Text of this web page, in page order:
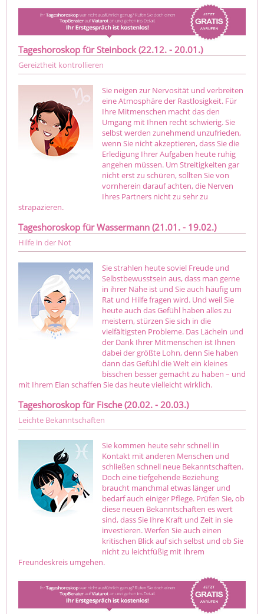
Tageshoroskop für Steinbock (22.12. - 20.01.)
Gereiztheit kontrollieren
Sie neigen zur Nervosität und verbreiten
eine Atmosphäre der Rastlosigkeit. Für
Ihre Mitmenschen macht das den
Umgang mit Ihnen recht schwierig. Sie
selbst werden zunehmend unzufrieden,
wenn Sie nicht akzeptieren, dass Sie die
Erledigung Ihrer Aufgaben heute ruhig
angehen müssen. Um Streitigkeiten gar
nicht erst zu schüren, sollten Sie von
vornherein darauf achten, die Nerven
Ihres Partners nicht zu sehr zu
strapazieren.
Tageshoroskop für Wassermann (21.01. - 19.02.)
Hilfe in der Not
Sie strahlen heute soviel Freude und
Selbstbewusstsein aus, dass man gerne
in ihrer Nähe ist und Sie auch häufig um
Rat und Hilfe fragen wird. Und weil Sie
heute auch das Gefühl haben alles zu
meistern, stürzen Sie sich in die
vielfältigsten Probleme. Das Lächeln und
der Dank Ihrer Mitmenschen ist Ihnen
dabei der größte Lohn, denn Sie haben
dann das Gefühl die Welt ein kleines
bisschen besser gemacht zu haben – und
mit Ihrem Elan schaffen Sie das heute vielleicht wirklich.
Tageshoroskop für Fische (20.02. - 20.03.)
Leichte Bekanntschaften
Sie kommen heute sehr schnell in
Kontakt mit anderen Menschen und
schließen schnell neue Bekanntschaften.
Doch eine tiefgehende Beziehung
braucht manchmal etwas länger und
bedarf auch einiger Pflege. Prüfen Sie, ob
diese neuen Bekanntschaften es wert
sind, dass Sie Ihre Kraft und Zeit in sie
investieren. Werfen Sie auch einen
kritischen Blick auf sich selbst und ob Sie
nicht zu leichtfüßig mit Ihrem
Freundeskreis umgehen.